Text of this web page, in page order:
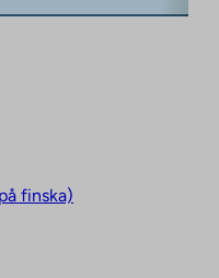
finska)